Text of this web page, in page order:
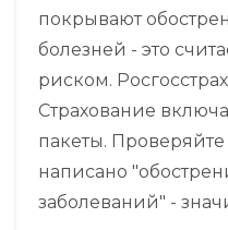
покрывают
болезней - это
риском.
Страхование
пакеты.
написано
заболеваний" -